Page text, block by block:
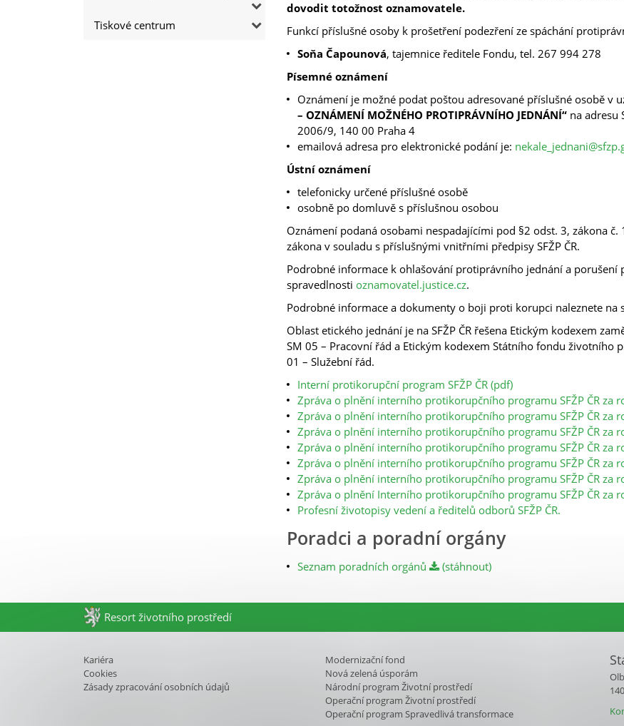
Tiskové centrum
dovodit totožnost oznamovatele.
Funkcí příslušné osoby k prošetření podezření ze spáchání
Soňa Čapounová, tajemnice ředitele Fondu, tel. 267 994 278
Písemné oznámení
Oznámení je možné podat poštou adresované příslušné osobě v
– OZNÁMENÍ MOŽNÉHO PROTIPRÁVNÍHO JEDNÁNÍ“ na adresu
2006/9, 140 00 Praha 4
emailová adresa pro elektronické podání je:
Ústní oznámení
telefonicky určené příslušné osobě
osobně po domluvě s příslušnou osobou
Oznámení podaná osobami nespadajícími pod §2 odst. 3, zákona
zákona v souladu s příslušnými vnitřními předpisy SFŽP ČR.
Podrobné informace k ohlašování protiprávního jednání a porušení
spravedlnosti oznamovatel.justice.cz.
Podrobné informace a dokumenty o boji proti korupci naleznete na
Oblast etického jednání je na SFŽP ČR řešena Etickým kodexem
SM 05 – Pracovní řád a Etickým kodexem Státního fondu životního
01 – Služební řád.
Interní protikorupční program SFŽP ČR (pdf)
Zpráva o plnění interního protikorupčního programu SFŽP ČR za
Zpráva o plnění interního protikorupčního programu SFŽP ČR za
Zpráva o plnění interního protikorupčního programu SFŽP ČR za
Zpráva o plnění interního protikorupčního programu SFŽP ČR za
Zpráva o plnění interního protikorupčního programu SFŽP ČR za
Zpráva o plnění interního protikorupčního programu SFŽP ČR za
Zpráva o plnění Interního protikorupčního programu SFŽP ČR za
Profesní životopisy vedení a ředitelů odborů SFŽP ČR.
Poradci a poradní orgány
Seznam poradních orgánů (stáhnout)
Resort životního prostředí
Kariéra
Cookies
Zásady zpracování osobních údajů
Modernizační fond
Nová zelená úsporám
Národní program Životní prostředí
Operační program Životní prostředí
Operační program Spravedlivá transformace